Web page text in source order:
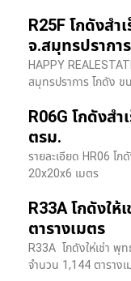
R25F โกดังส
จ.สมุทรปรากา
HAPPY
สมุทรปราการ โกดัง ข
R06G โกดังส
ตรม.
รายละเอียด HR06 โก
20x20x6 เมตร
R33A โกดังใ
ตารางเมตร
R33A โกดังให่เช่า
จำนวน 1,144 ตารางเ